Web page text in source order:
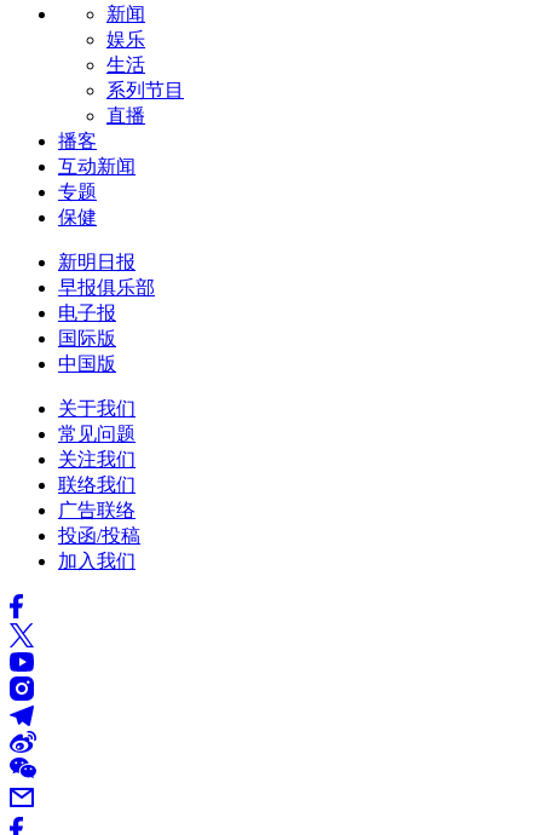
新闻
娱乐
生活
系列节目
直播
播客
互动新闻
专题
保健
新明日报
早报俱乐部
电子报
国际版
中国版
关于我们
常见问题
关注我们
联络我们
广告联络
投函/投稿
加入我们